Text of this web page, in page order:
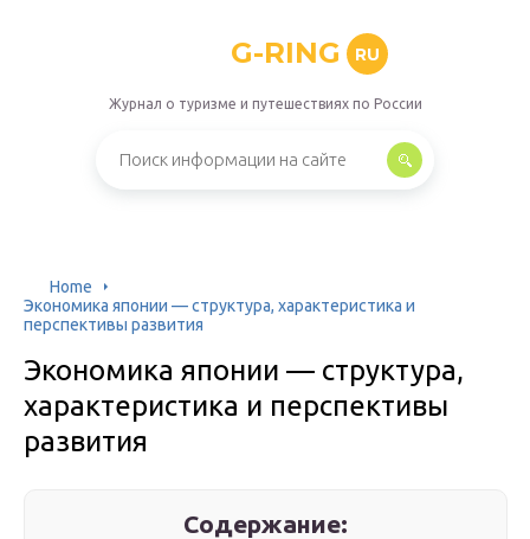
G-RING RU
Журнал о туризме и путешествиях по России
Home
Экономика японии — структура, характеристика и
перспективы развития
Экономика японии — структура,
характеристика и перспективы
развития
Содержание: